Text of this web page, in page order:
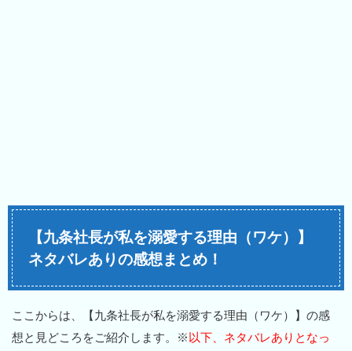
【九条社長が私を溺愛する理由（ワケ）】
ネタバレありの感想まとめ！
ここからは、【九条社長が私を溺愛する理由（ワケ）】の感
想と見どころをご紹介します。※ 以下、ネタバレありとなっ